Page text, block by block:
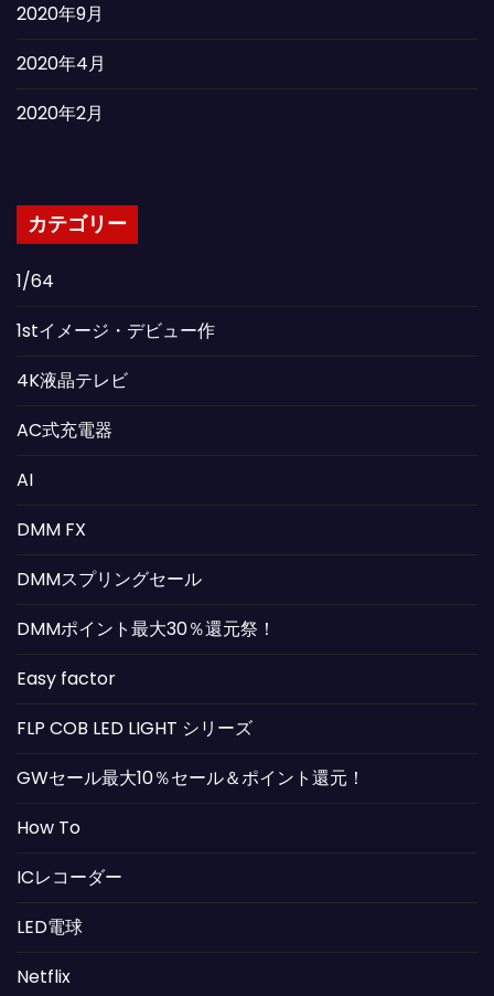
2020年9月
2020年4月
2020年2月
カテゴリー
1/64
1stイメージ・デビュー作
4K液晶テレビ
AC式充電器
AI
DMM FX
DMMスプリングセール
DMMポイント最大30％還元祭！
Easy factor
FLP COB LED LIGHT シリーズ
GWセール最大10％セール＆ポイント還元！
How To
ICレコーダー
LED電球
Netflix